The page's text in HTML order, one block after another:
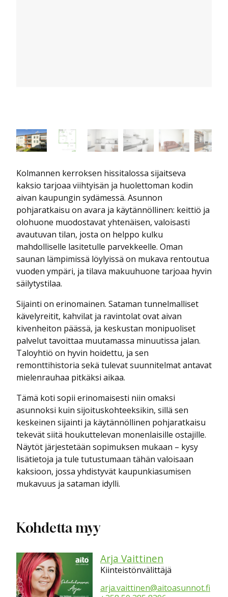
Kolmannen kerroksen hissitalossa sijaitseva
kaksio tarjoaa viihtyisän ja huolettoman kodin
aivan kaupungin sydämessä. Asunnon
pohjaratkaisu on avara ja käytännöllinen: keittiö ja
olohuone muodostavat yhtenäisen, valoisasti
avautuvan tilan, josta on helppo kulku
mahdolliselle lasitetulle parvekkeelle. Oman
saunan lämpimissä löylyissä on mukava rentoutua
vuoden ympäri, ja tilava makuuhuone tarjoaa hyvin
säilytystilaa.
Sijainti on erinomainen. Sataman tunnelmalliset
kävelyreitit, kahvilat ja ravintolat ovat aivan
kivenheiton päässä, ja keskustan monipuoliset
palvelut tavoittaa muutamassa minuutissa jalan.
Taloyhtiö on hyvin hoidettu, ja sen
remonttihistoria sekä tulevat suunnitelmat antavat
mielenrauhaa pitkäksi aikaa.
Tämä koti sopii erinomaisesti niin omaksi
asunnoksi kuin sijoituskohteeksikin, sillä sen
keskeinen sijainti ja käytännöllinen pohjaratkaisu
tekevät siitä houkuttelevan monenlaisille ostajille.
Näytöt järjestetään sopimuksen mukaan – kysy
lisätietoja ja tule tutustumaan tähän valoisaan
kaksioon, jossa yhdistyvät kaupunkiasumisen
mukavuus ja sataman idylli.
Kohdetta myy
Arja Vaittinen
Kiinteistönvälittäjä
arja.vaittinen@aitoasunnot.fi